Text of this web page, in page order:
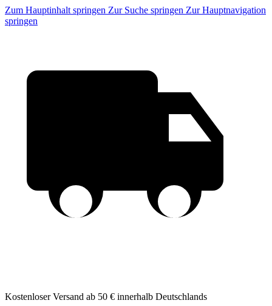
Zum Hauptinhalt springen Zur Suche springen Zur Hauptnavigation
springen
Kostenloser Versand ab 50 € innerhalb Deutschlands